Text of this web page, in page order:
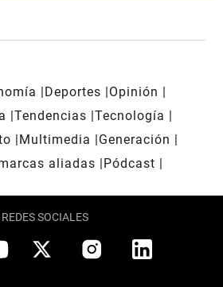
Deportes
Opinión
Tendencias Tecnología
Multimedia
Generación
aliadas
Pódcast
REDES SOCIALES